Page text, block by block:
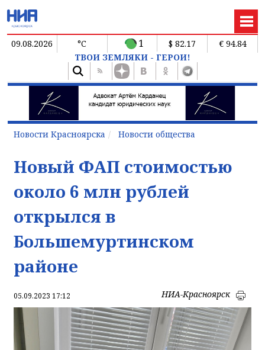
09.08.2026 °C 1 $ 82.17
€ 94.84
ТВОИ ЗЕМЛЯКИ - ГЕРОИ!
Новости Красноярска Новости общества
Новый ФАП стоимостью
около 6 млн рублей
открылся в
Большемуртинском
районе
05.09.2023 17:12 НИА-Красноярск